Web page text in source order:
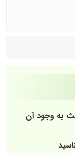
به وجود آن